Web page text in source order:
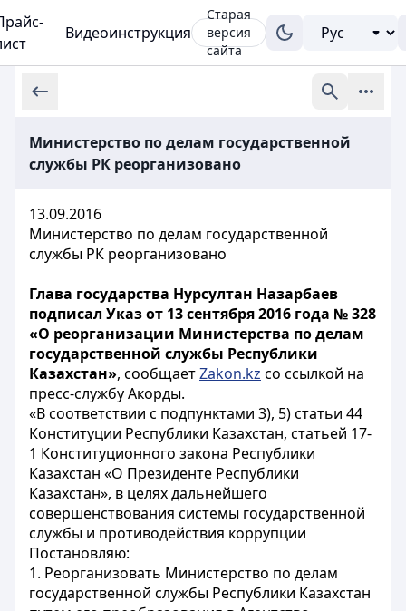
Видеоинструкция
Старая
версия
сайта
Министерство по делам государственной
службы РК реорганизовано
13.09.2016
Министерство по делам государственной
службы РК реорганизовано
Глава государства Нурсултан Назарбаев
подписал Указ от 13 сентября 2016 года № 328
«О реорганизации Министерства по делам
государственной службы Республики
Казахстан», сообщаетZakon.kz со ссылкой на
пресс-службу Акорды.
«В соответствии с подпунктами 3), 5) статьи 44
Конституции Республики Казахстан, статьей 17-
1 Конституционного закона Республики
Казахстан «О Президенте Республики
Казахстан», в целях дальнейшего
совершенствования системы государственной
службы и противодействия коррупции
Постановляю:
1. Реорганизовать Министерство по делам
государственной службы Республики Казахстан